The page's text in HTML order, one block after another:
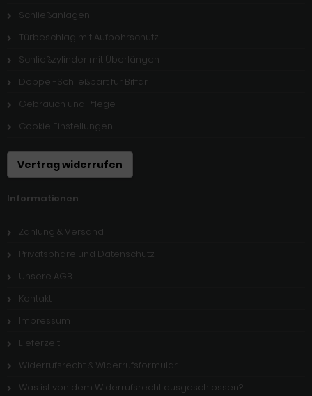
Schließanlagen
Türbeschlag mit Aufbohrschutz
Schließzylinder mit Überlängen
Doppel-Schließbart für Biffar
Gebrauch und Pflege
Cookie Einstellungen
Vertrag widerrufen
Informationen
Zahlung & Versand
Privatsphäre und Datenschutz
Unsere AGB
Kontakt
Impressum
Lieferzeit
Widerrufsrecht & Widerrufsformular
Was ist von dem Widerrufsrecht ausgeschlossen?